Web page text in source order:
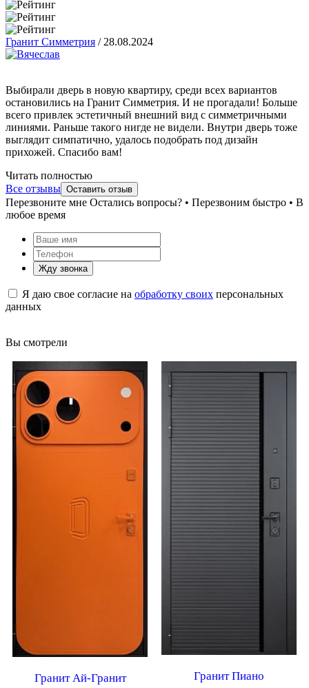
Гранит Симметрия / 28.08.2024
Выбирали дверь в новую квартиру, среди всех вариантов
остановились на Гранит Симметрия. И не прогадали! Больше
всего привлек эстетичный внешний вид с симметричными
линиями. Раньше такого нигде не видели. Внутри дверь тоже
выглядит симпатично, удалось подобрать под дизайн
прихожей. Спасибо вам!
Читать полностью
Все отзывы Оставить отзыв
Перезвоните мне Остались вопросы? • Перезвоним быстро • В
любое время
Жду звонка
Я даю свое согласие на обработку своих персональных
данных
Вы смотрели
Гранит Ай-Гранит Гранит Пиано